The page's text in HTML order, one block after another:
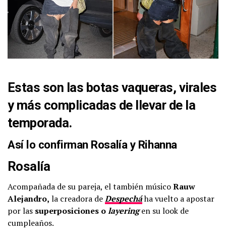
Estas son las botas vaqueras, virales
y más complicadas de llevar de la
temporada.
Así lo confirman Rosalía y Rihanna
Rosalía
Acompañada de su pareja, el también músicoRauw
Alejandro, la creadora deDespecháha vuelto a apostar
por las superposiciones olayeringen su look de
cumpleaños.